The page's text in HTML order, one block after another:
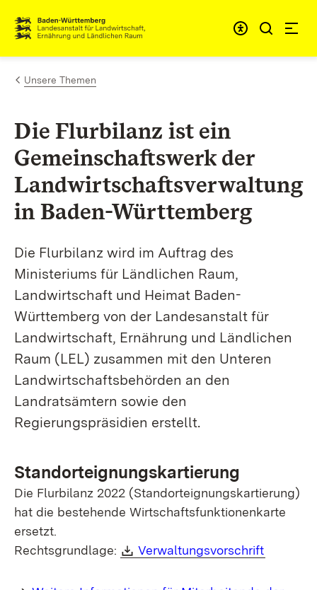
Zum Inhalt springen
Link zur Startseite
Unsere Themen
Die Flurbilanz ist ein
Gemeinschaftswerk der
Landwirtschaftsverwaltung
in Baden-Württemberg
Die Flurbilanz wird im Auftrag des
Ministeriums für Ländlichen Raum,
Landwirtschaft und Heimat Baden-
Württemberg von der Landesanstalt für
Landwirtschaft, Ernährung und Ländlichen
Raum (LEL) zusammen mit den Unteren
Landwirtschaftsbehörden an den
Landratsämtern sowie den
Regierungspräsidien erstellt.
Standorteignungskartierung
Die Flurbilanz 2022 (Standorteignungskartierung)
hat die bestehende Wirtschaftsfunktionenkarte
ersetzt.
Rechtsgrundlage:
Download:
Verwaltungsvorschrift